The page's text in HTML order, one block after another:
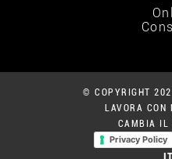
© COPYRIGHT
LAVORA CON
CAMBIA IL
Privacy Policy